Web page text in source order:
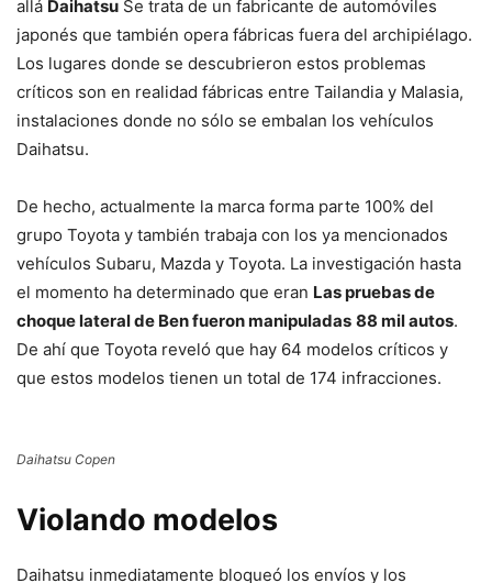
allá Daihatsu Se trata de un fabricante de automóviles
japonés que también opera fábricas fuera del archipiélago.
Los lugares donde se descubrieron estos problemas
críticos son en realidad fábricas entre Tailandia y Malasia,
instalaciones donde no sólo se embalan los vehículos
Daihatsu.
De hecho, actualmente la marca forma parte 100% del
grupo Toyota y también trabaja con los ya mencionados
vehículos Subaru, Mazda y Toyota. La investigación hasta
el momento ha determinado que eran Las pruebas de
choque lateral de Ben fueron manipuladas 88 mil autos.
De ahí que Toyota reveló que hay 64 modelos críticos y
que estos modelos tienen un total de 174 infracciones.
Daihatsu Copen
Violando modelos
Daihatsu inmediatamente bloqueó los envíos y los